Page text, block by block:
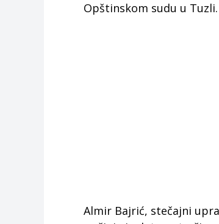
Opštinskom sudu u Tuzli.
Almir Bajrić, stečajni